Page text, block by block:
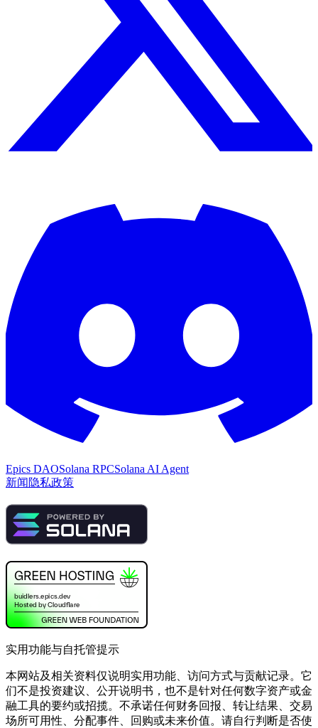
Epics DAOSolana RPCSolana AI Agent
新闻 隐私政策
实用功能与自托管提示
本网站及相关资料仅说明实用功能、访问方式与贡献记录。它
们不是投资建议、公开说明书，也不是针对任何数字资产或金
融工具的要约或招揽。不承诺任何财务回报、转让结果、交易
场所可用性、分配事件、回购或未来价值。请自行判断是否使